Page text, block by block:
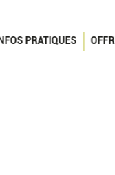
INFOS PRATIQUES